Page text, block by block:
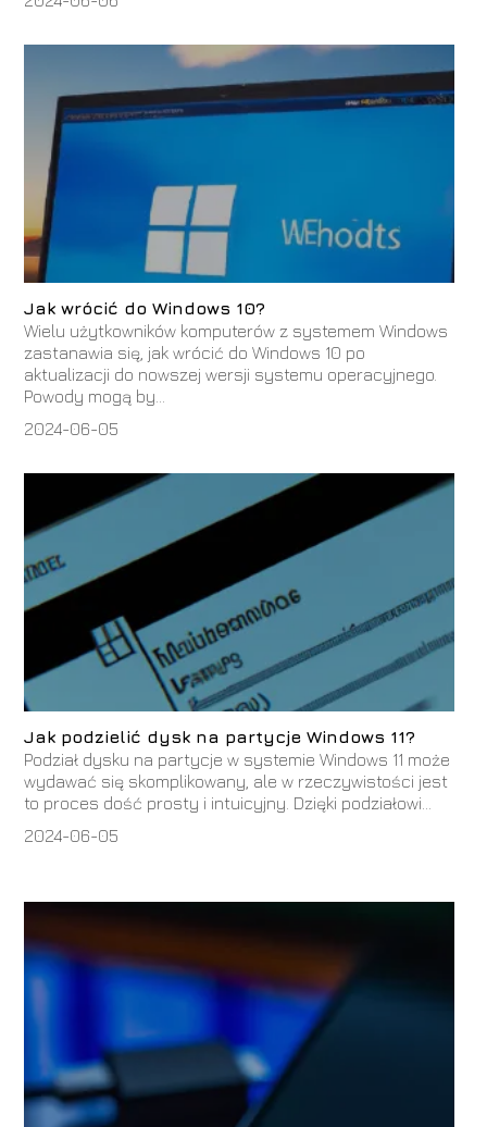
Jak wrócić do Windows 10?
Wielu użytkowników komputerów z systemem Windows
zastanawia się, jak wrócić do Windows 10 po
aktualizacji do nowszej wersji systemu operacyjnego.
Powody mogą by...
2024-06-05
Jak podzielić dysk na partycje Windows 11?
Podział dysku na partycje w systemie Windows 11 może
wydawać się skomplikowany, ale w rzeczywistości jest
to proces dość prosty i intuicyjny. Dzięki podziałowi...
2024-06-05